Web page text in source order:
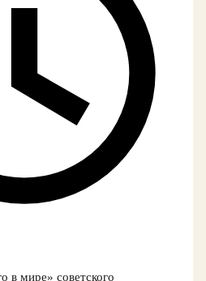
в мире» советского